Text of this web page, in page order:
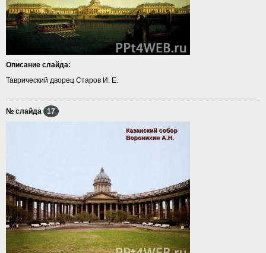
Описание слайда:
Таврический дворец Старов И. Е.
№ слайда 17